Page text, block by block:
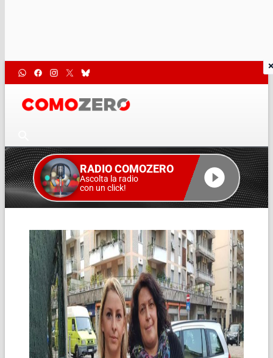
RADIO COMOZERO
Ascolta la radio
con un click!